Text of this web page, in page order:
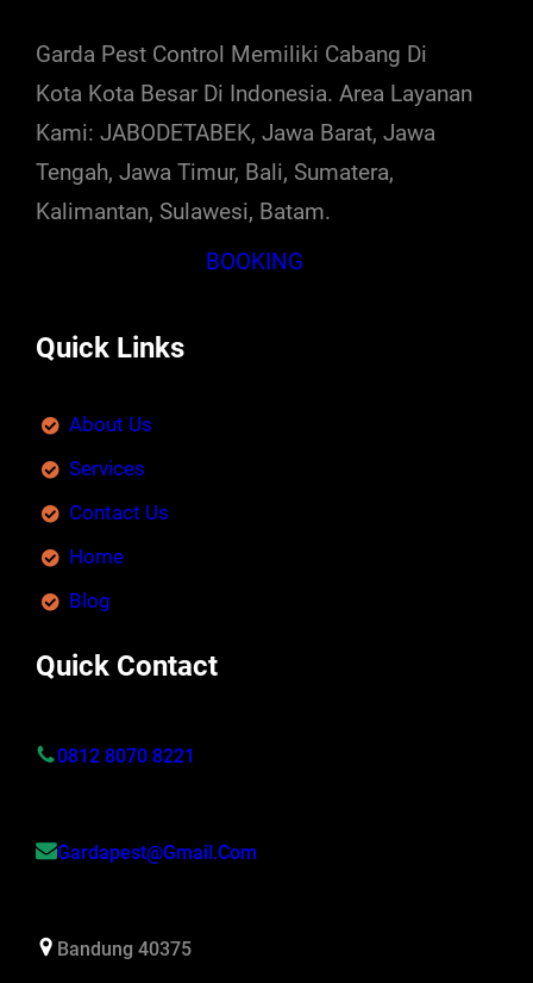
Garda Pest Control Memiliki Cabang Di
Kota Kota Besar Di Indonesia. Area Layanan
Kami: JABODETABEK, Jawa Barat, Jawa
Tengah, Jawa Timur, Bali, Sumatera,
Kalimantan, Sulawesi, Batam.
BOOKING
Quick Links
About Us
Services
Contact Us
Home
Blog
Quick Contact
0812 8070 8221
Gardapest@gmail.com
Bandung 40375